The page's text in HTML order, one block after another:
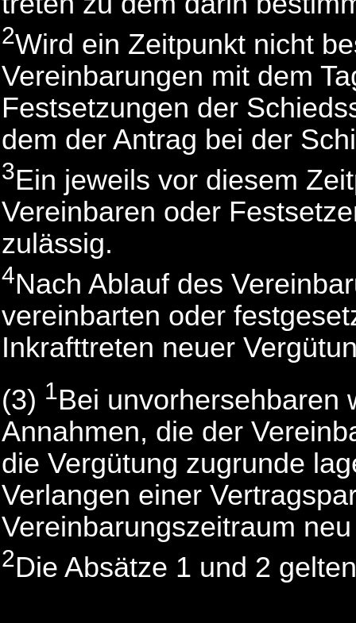
2Wird ein Zeitpunkt nicht
Vereinbarungen mit dem
Festsetzungen der
dem der Antrag bei der
3Ein jeweils vor diesem
Vereinbaren oder
zulässig.
4Nach Ablauf des
vereinbarten oder
Inkrafttreten neuer
(3) 1Bei unvorhersehbaren
Annahmen, die der
die Vergütung zugrunde
Verlangen einer
Vereinbarungszeitraum
2Die Absätze 1 und 2